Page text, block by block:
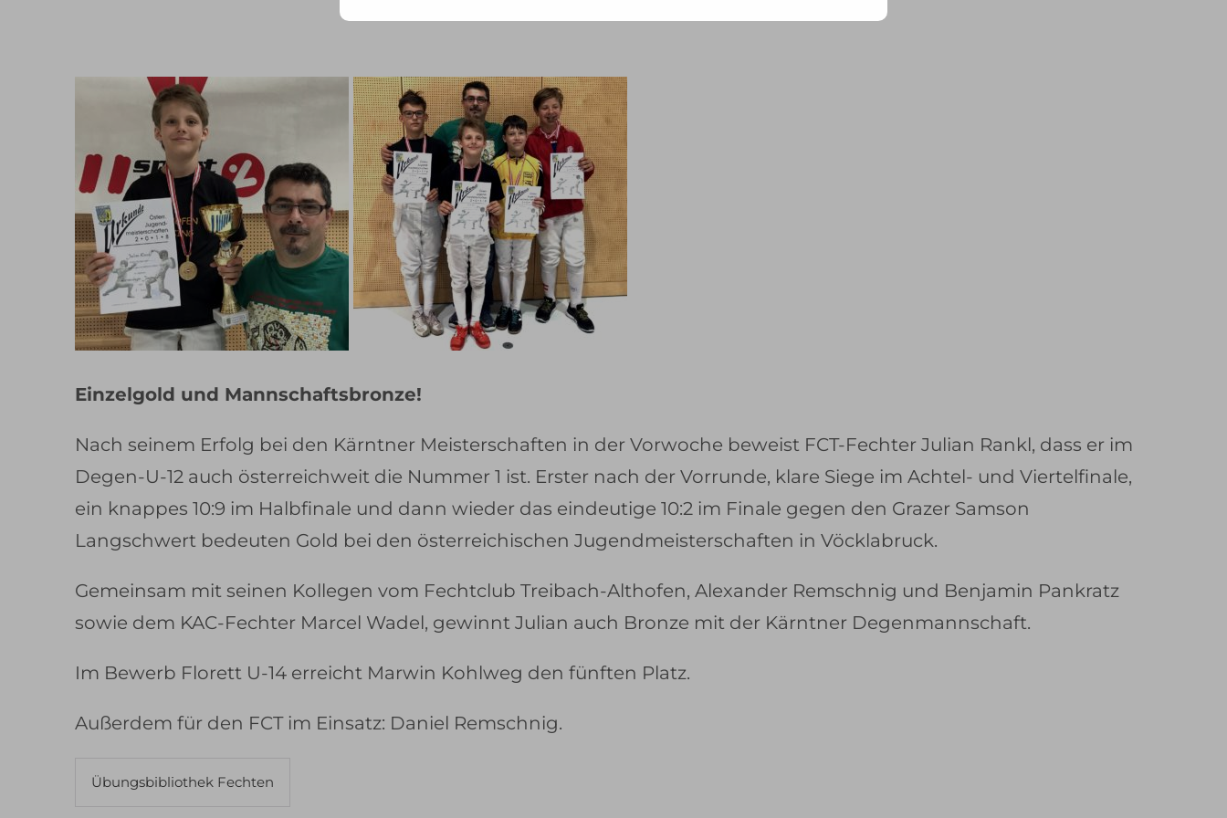
Einzelgold und Mannschaftsbronze!
Nach seinem Erfolg bei den Kärntner Meisterschaften in der Vorwoche beweist FCT-Fechter Julian Rankl, dass er im
Degen-U-12 auch österreichweit die Nummer 1 ist. Erster nach der Vorrunde, klare Siege im Achtel- und Viertelfinale,
ein knappes 10:9 im Halbfinale und dann wieder das eindeutige 10:2 im Finale gegen den Grazer Samson
Langschwert bedeuten Gold bei den österreichischen Jugendmeisterschaften in Vöcklabruck.
Gemeinsam mit seinen Kollegen vom Fechtclub Treibach-Althofen, Alexander Remschnig und Benjamin Pankratz
sowie dem KAC-Fechter Marcel Wadel, gewinnt Julian auch Bronze mit der Kärntner Degenmannschaft.
Im Bewerb Florett U-14 erreicht Marwin Kohlweg den fünften Platz.
Außerdem für den FCT im Einsatz: Daniel Remschnig.
Übungsbibliothek Fechten